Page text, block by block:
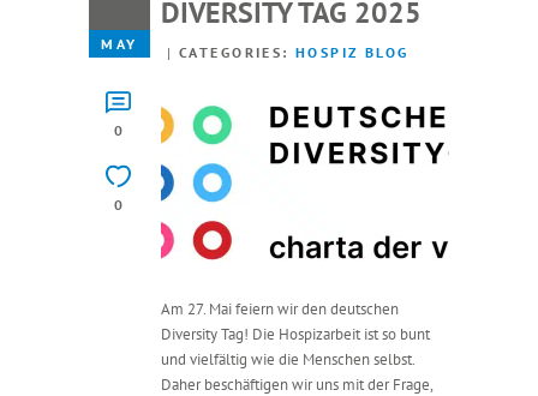
MAY
0
0
DIVERSITY TAG 2025
CATEGORIES:HOSPIZ BLOG
Am 27. Mai feiern wir den deutschen
Diversity Tag! Die Hospizarbeit ist so bunt
und vielfältig wie die Menschen selbst.
Daher beschäftigen wir uns mit der Frage,